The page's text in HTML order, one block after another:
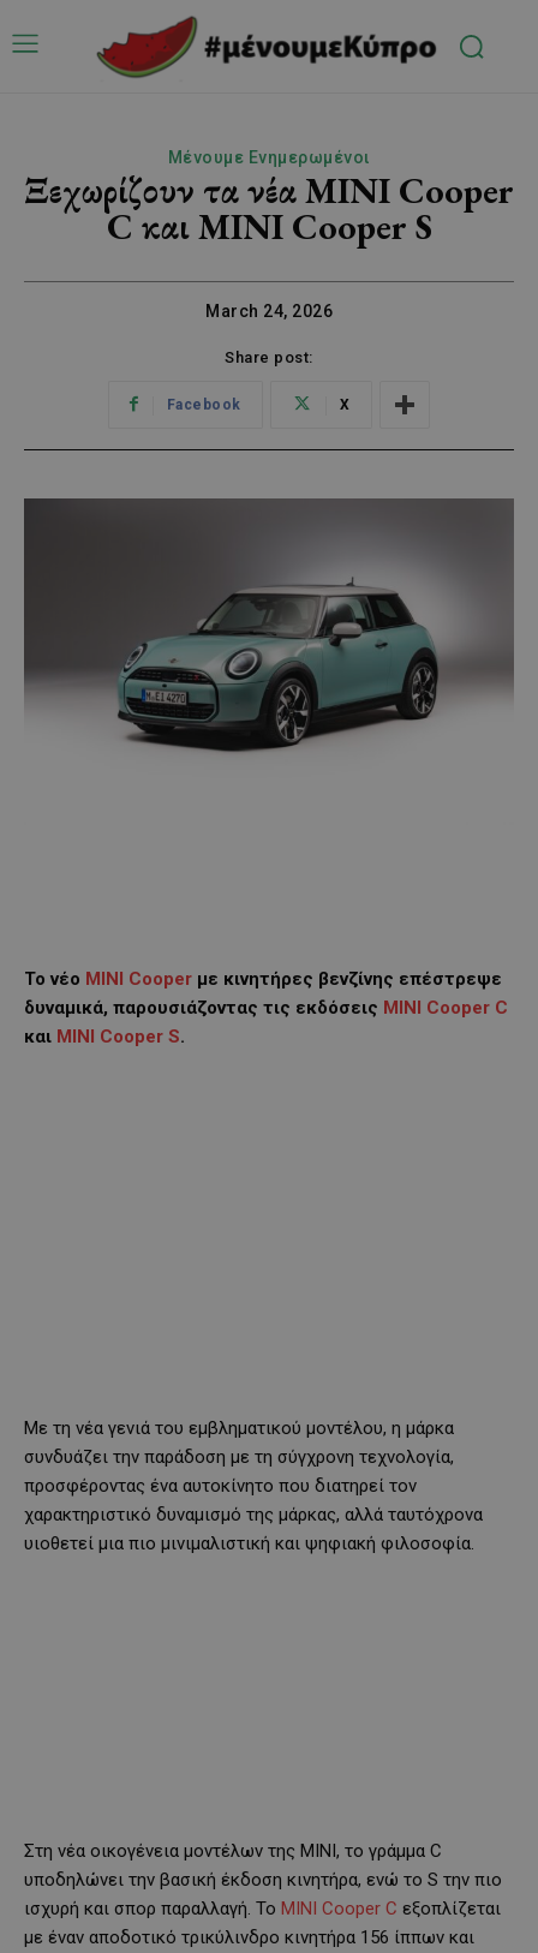
Μένουμε Ενημερωμένοι
Ξεχωρίζουν τα νέα MINI Cooper
C και MINI Cooper S
March 24, 2026
Share post:
Facebook X
Το νέο MINI Cooper με κινητήρες βενζίνης επέστρεψε
δυναμικά, παρουσιάζοντας τις εκδόσεις MINI Cooper C
και MINI Cooper S.
Με τη νέα γενιά του εμβληματικού μοντέλου, η μάρκα
συνδυάζει την παράδοση με τη σύγχρονη τεχνολογία,
προσφέροντας ένα αυτοκίνητο που διατηρεί τον
χαρακτηριστικό δυναμισμό της μάρκας, αλλά ταυτόχρονα
υιοθετεί μια πιο μινιμαλιστική και ψηφιακή φιλοσοφία.
Στη νέα οικογένεια μοντέλων της MINI, το γράμμα C
υποδηλώνει την βασική έκδοση κινητήρα, ενώ το S την πιο
ισχυρή και σπορ παραλλαγή. Το MINI Cooper C εξοπλίζεται
με έναν αποδοτικό τρικύλινδρο κινητήρα 156 ίππων και